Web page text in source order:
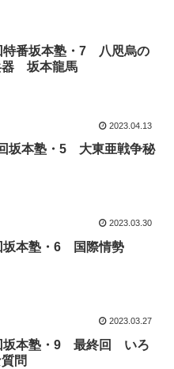
特番坂本塾・7 八咫烏の
器 坂本龍馬
2023.04.13
坂本塾・5 大東亜戦争秘
2023.03.30
坂本塾・6 国際情勢
2023.03.27
坂本塾・9 最終回 いろ
問